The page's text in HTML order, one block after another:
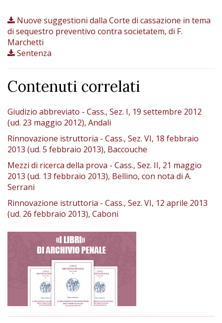
Nuove suggestioni dalla Corte di cassazione in tema
di sequestro preventivo contra societatem, di F.
Marchetti
Sentenza
Contenuti correlati
Giudizio abbreviato - Cass., Sez. I, 19 settembre 2012
(ud. 23 maggio 2012), Andali
Rinnovazione istruttoria - Cass., Sez. VI, 18 febbraio
2013 (ud. 5 febbraio 2013), Baccouche
Mezzi di ricerca della prova - Cass., Sez. II, 21 maggio
2013 (ud. 13 febbraio 2013), Bellino, con nota di A.
Serrani
Rinnovazione istruttoria - Cass., Sez. VI, 12 aprile 2013
(ud. 26 febbraio 2013), Caboni